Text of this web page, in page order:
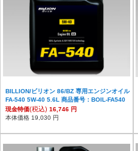
BILLION/ビリオン 86/BZ 専用エンジンオイル
FA-540 5W-40 5.6L 商品番号：BOIL-FA540
現金特価(税込) 16,746 円
本体価格 19,030 円